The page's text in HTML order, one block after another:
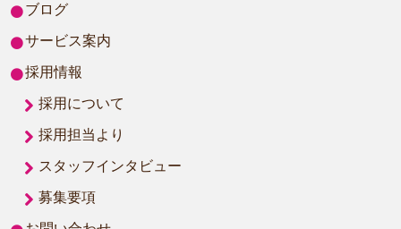
ブログ
サービス案内
採用情報
採用について
採用担当より
スタッフインタビュー
募集要項